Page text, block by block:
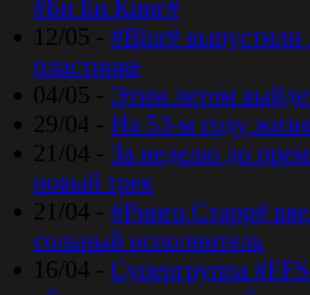
#Би Би Кинг#
12/05 - #Blur# выпустили
пластинке
04/05 - Этим летом
29/04 - На 53-м году
21/04 - За неделю до
новый трек
21/04 - #Ринго Старр#
сольный исполнитель
16/04 - Супергруппа